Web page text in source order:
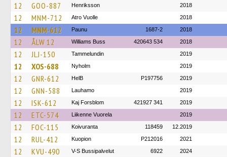
12 GOO-887 Henriksson 2018
12 MNM-712 Atro Vuolle 2018
12 MNM-612 Paunu 1687-2 2018
12 ÅLW 12 Williams Buss 420643 534 2018
12 JLJ-150 Tammelundin 2019
12 XOS-688 Nyholm 2019
12 GNR-612 HelB P197756 2019
12 GNN-588 Lauhamo 2019
12 ISK-612 Kaj Forsblom 421927 341 2019
12 ETC-574 Liikenne Vuorela 2019
12 FOC-115 Koivuranta 118459 12.2019
12 RUL-412 Kuopion P212016 2021
12 KVU-490 V-S Bussipalvelut 6922 2024